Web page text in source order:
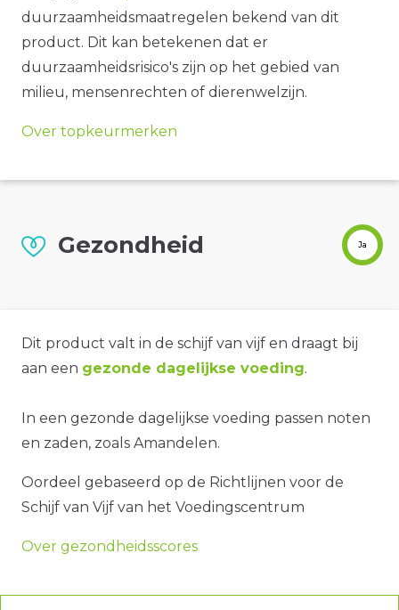
duurzaamheidsmaatregelen bekend van dit
product. Dit kan betekenen dat er
duurzaamheidsrisico's zijn op het gebied van
milieu, mensenrechten of dierenwelzijn.
Over topkeurmerken
Gezondheid Ja
Dit product valt in de schijf van vijf en draagt bij
aan een gezonde dagelijkse voeding.
In een gezonde dagelijkse voeding passen noten
en zaden, zoals Amandelen.
Oordeel gebaseerd op de Richtlijnen voor de
Schijf van Vijf van het Voedingscentrum
Over gezondheidsscores